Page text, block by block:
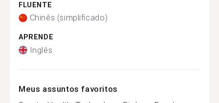
FLUENTE
Chinês (simplificado)
APRENDE
Inglês
Meus assuntos favoritos